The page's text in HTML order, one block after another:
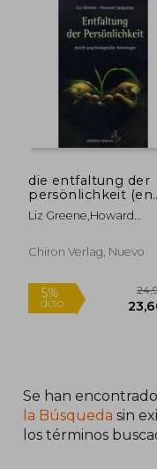
5%
dcto.
die entfaltung der
persönlichkeit (en
Alemán)
Liz Greene,howard
Chiron Verlag, Nuevo
Se han
la Búsqueda sin
los términos